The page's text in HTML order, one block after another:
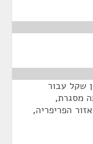
סכום של כ-200 מיליון שקל עבור
מסגרת,
הפריפריה,